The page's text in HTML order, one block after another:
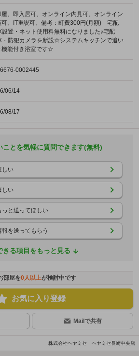
屋、即入居可、オンライン内見可、オンライン
可、IT重説可、備考：町費300円(月額) 宅配
設置・ネット使用料無料になりました♪宅配
・防犯カメラを新設☆システムキッチンで追い
機能付き浴室です☆
0002445
06/14
08/17
ことを気軽に質問できます(無料)
しい
しい
っと送ってほしい
を送ってもらう
きる項目をもっと見る
部屋を0人以上が検討中です
お気に入り登録
Mailで共有
株式会社ヘヤミセ ヘヤミセ長崎中央店